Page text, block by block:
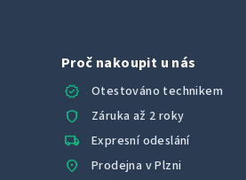
Proč nakoupit u nás
verified
Otestováno technikem
shield Záruka až 2 roky
local_shipping Expresní odeslání
location_on Prodejna v Plzni